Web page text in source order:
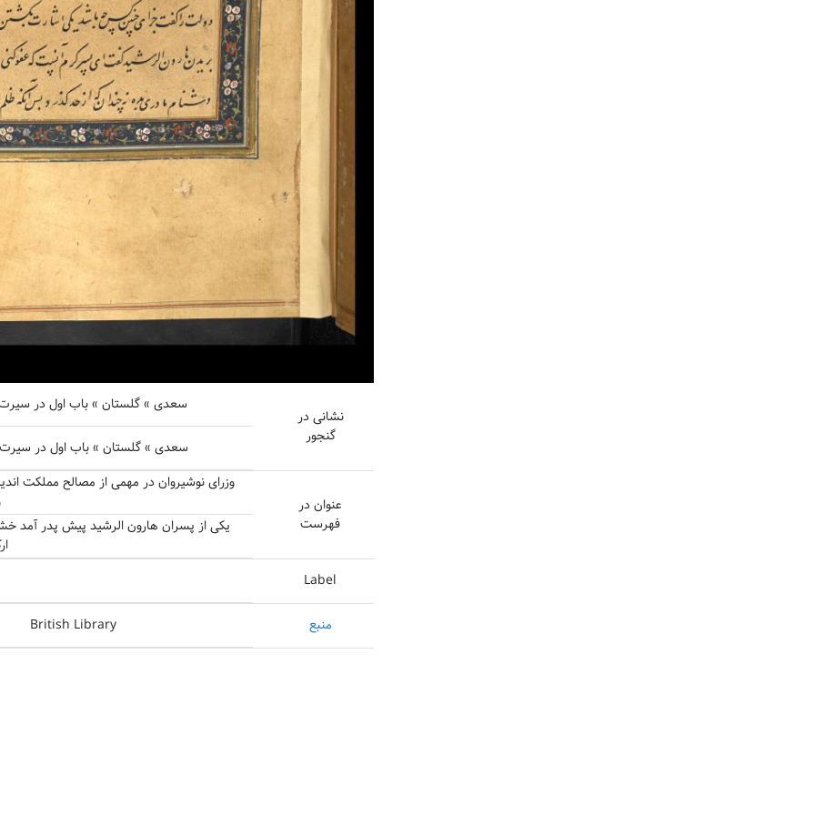
نشانی در
گنجور
سعدی » گلستان » باب اول در سیرت
سعدی » گلستان » باب اول در سیرت
عنوان در
فهرست
وزرای نوشیروان در مهمی از مصالح مملکت
یکی از پسران هارون الرشید پیش پدر آمد
Label
منبع British Library